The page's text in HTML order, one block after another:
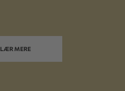
LÆR MERE